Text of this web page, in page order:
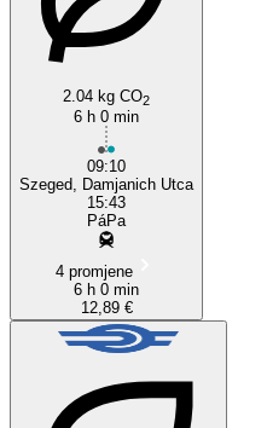
2.04 kg CO2
6 h 0 min
09:10
Szeged, Damjanich Utca
15:43
PáPa
4 promjene
6 h 0 min
12,89 €